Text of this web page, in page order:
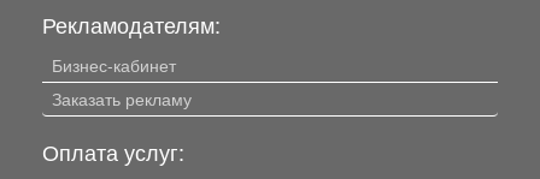
Рекламодателям:
Бизнес-кабинет
Заказать рекламу
Оплата услуг: